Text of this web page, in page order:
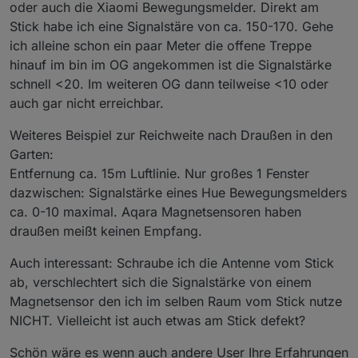
oder auch die Xiaomi Bewegungsmelder. Direkt am
Stick habe ich eine Signalstäre von ca. 150-170. Gehe
ich alleine schon ein paar Meter die offene Treppe
hinauf im bin im OG angekommen ist die Signalstärke
schnell <20. Im weiteren OG dann teilweise <10 oder
auch gar nicht erreichbar.
Weiteres Beispiel zur Reichweite nach Draußen in den
Garten:
Entfernung ca. 15m Luftlinie. Nur großes 1 Fenster
dazwischen: Signalstärke eines Hue Bewegungsmelders
ca. 0-10 maximal. Aqara Magnetsensoren haben
draußen meißt keinen Empfang.
Auch interessant: Schraube ich die Antenne vom Stick
ab, verschlechtert sich die Signalstärke von einem
Magnetsensor den ich im selben Raum vom Stick nutze
NICHT. Vielleicht ist auch etwas am Stick defekt?
Schön wäre es wenn auch andere User Ihre Erfahrungen